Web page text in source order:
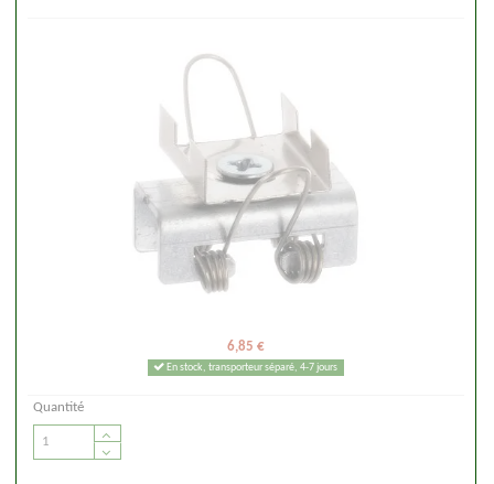
6,85 €
En stock, transporteur séparé, 4-7 jours
Quantité